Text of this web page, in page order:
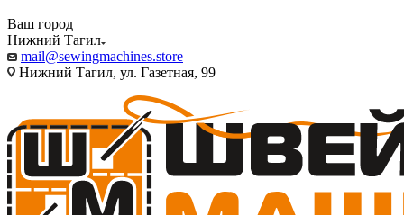
Ваш город
Нижний Тагил
mail@sewingmachines.store
Нижний Тагил, ул. Газетная, 99